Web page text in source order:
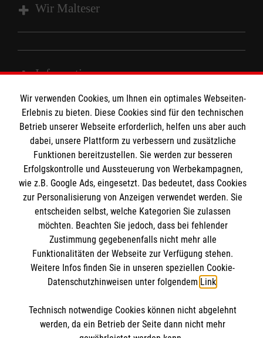
Wir Malteser
Spenden und Helfen
Angebote und Leistungen
Mitwirken
Ansprechpartner
Standorte
Informationen
Kontakt
Impressum
Datenschutz
Barrierefreiheit
Medizinproduktesicherheit
Netiquette
Malteser online
Malteser bundesweit
Malteser im Bistum Mainz
Malteserorden
Malteser Jugend
Malteser International
Spendenkonto
Empfänger: Malteser Hilfsdienst e.V.
Pax-Bank für Kirche und Caritas eG
IBAN: DE53 3706 0193 4004 3550 11
Soziale Netzwerke
Der Malteser Hilfsdienst e.V. ist als eingetragene
Wir verwenden Cookies, um Ihnen ein optimales Webseiten-
Erlebnis zu bieten. Diese Cookies sind für den technischen
Betrieb unserer Webseite erforderlich, helfen uns aber auch
dabei, unsere Plattform zu verbessern und zusätzliche
Funktionen bereitzustellen. Sie werden zur besseren
Erfolgskontrolle und Aussteuerung von Werbekampagnen,
wie z.B. Google Ads, eingesetzt. Das bedeutet, dass Cookies
zur Personalisierung von Anzeigen verwendet werden. Sie
entscheiden selbst, welche Kategorien Sie zulassen
möchten. Beachten Sie jedoch, dass bei fehlender
Zustimmung gegebenenfalls nicht mehr alle
Funktionalitäten der Webseite zur Verfügung stehen.
Weitere Infos finden Sie in unseren speziellen Cookie-
Datenschutzhinweisen unter folgendem Link.
Technisch notwendige Cookies können nicht abgelehnt
werden, da ein Betrieb der Seite dann nicht mehr